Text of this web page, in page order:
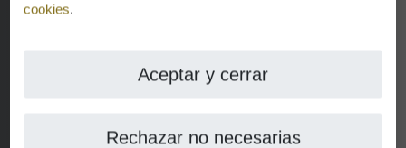
cookies.
Aceptar y cerrar
Rechazar no necesarias